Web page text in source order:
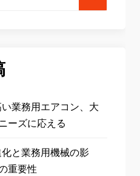
業務用エアコン、大
ーズに応える
と業務用機械の影
重要性